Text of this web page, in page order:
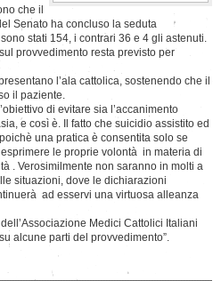
che il
Senato ha concluso la seduta
stati 154, i contrari 36 e 4 gli astenuti.
provvedimento resta previsto per
l’ala cattolica, sostenendo che il
il paziente.
di evitare sia l’accanimento
e così è. Il fatto che suicidio assistito ed
una pratica è consentita solo se
le proprie volontà in materia di
. Verosimilmente non saranno in molti a
situazioni, dove le dichiarazioni
ad esservi una virtuosa alleanza
Medici Cattolici Italiani
alcune parti del provvedimento”.